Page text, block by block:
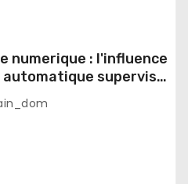
numerique : l'influence
supervise